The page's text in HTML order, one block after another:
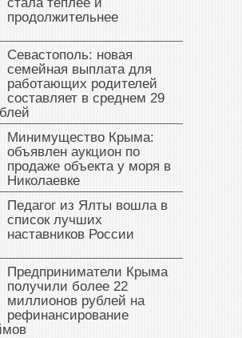
продолжительнее
Севастополь: новая
семейная выплата для
работающих родителей
составляет в среднем 29
Минимущество Крыма:
объявлен аукцион по
продаже объекта у моря в
Николаевке
Педагог из Ялты вошла в
список лучших
наставников России
Предприниматели Крыма
получили более 22
миллионов рублей на
рефинансирование